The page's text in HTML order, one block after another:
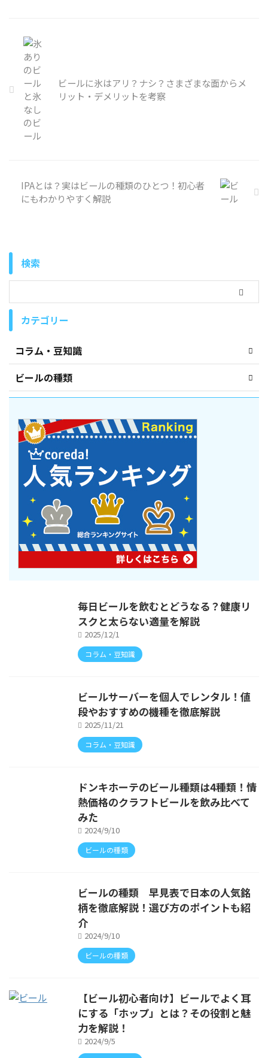
ビールに氷はアリ？ナシ？さまざまな面からメ
リット・デメリットを考察
IPAとは？実はビールの種類のひとつ！初心者
にもわかりやすく解説
検索
カテゴリー
コラム・豆知識
ビールの種類
毎日ビールを飲むとどうなる？健康リ
スクと太らない適量を解説
2025/12/1
コラム・豆知識
ビールサーバーを個人でレンタル！値
段やおすすめの機種を徹底解説
2025/11/21
コラム・豆知識
ドンキホーテのビール種類は4種類！情
熱価格のクラフトビールを飲み比べて
みた
2024/9/10
ビールの種類
ビールの種類 早見表で日本の人気銘
柄を徹底解説！選び方のポイントも紹
介
2024/9/10
ビールの種類
【ビール初心者向け】ビールでよく耳
にする「ホップ」とは？その役割と魅
力を解説！
2024/9/5